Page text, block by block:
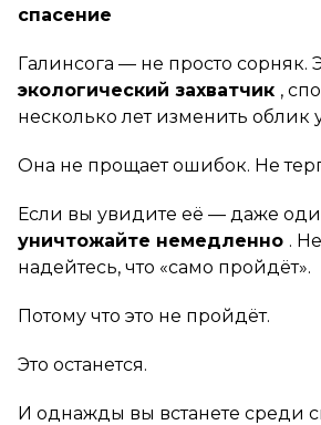
спасение
Галинсога — не просто сорняк.
экологический захватчик ,
несколько лет изменить облик
Она не прощает ошибок. Не
Если вы увидите её — даже
уничтожайте немедленно .
надейтесь, что «само пройдёт».
Потому что это не пройдёт.
Это останется.
И однажды вы встанете среди